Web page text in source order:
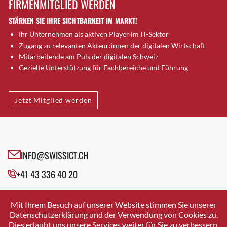
Brugg AG
Brütten
Bubendorf
Bubikon
Buchs (SG)
Bäretswil
Bülach
Cazis
Crissier
Davos Platz
Dierikon
Dietikon
FIRMENMITGLIED WERDEN
STÄRKEN SIE IHRE SICHTBARKEIT IM MARKT!
Ihr Unternehmen als aktiven Player im IT-Sektor
Zugang zu relevanten Akteur:innen der digitalen Wirtschaft
Mitarbeitende am Puls der digitalen Schweiz
Gezielte Unterstützung für Fachbereiche und Führung
Jetzt Mitglied werden
INFO@SWISSICT.CH
+41 43 336 40 20
SWISSICT
VULKANSTRASSE 120
8048 ZURICH
Mit Ihrem Besuch auf unserer Website stimmen Sie unserer
Datenschutzerklärung und der Verwendung von Cookies zu.
Dies erlaubt uns unsere Services weiter für Sie zu verbessern.